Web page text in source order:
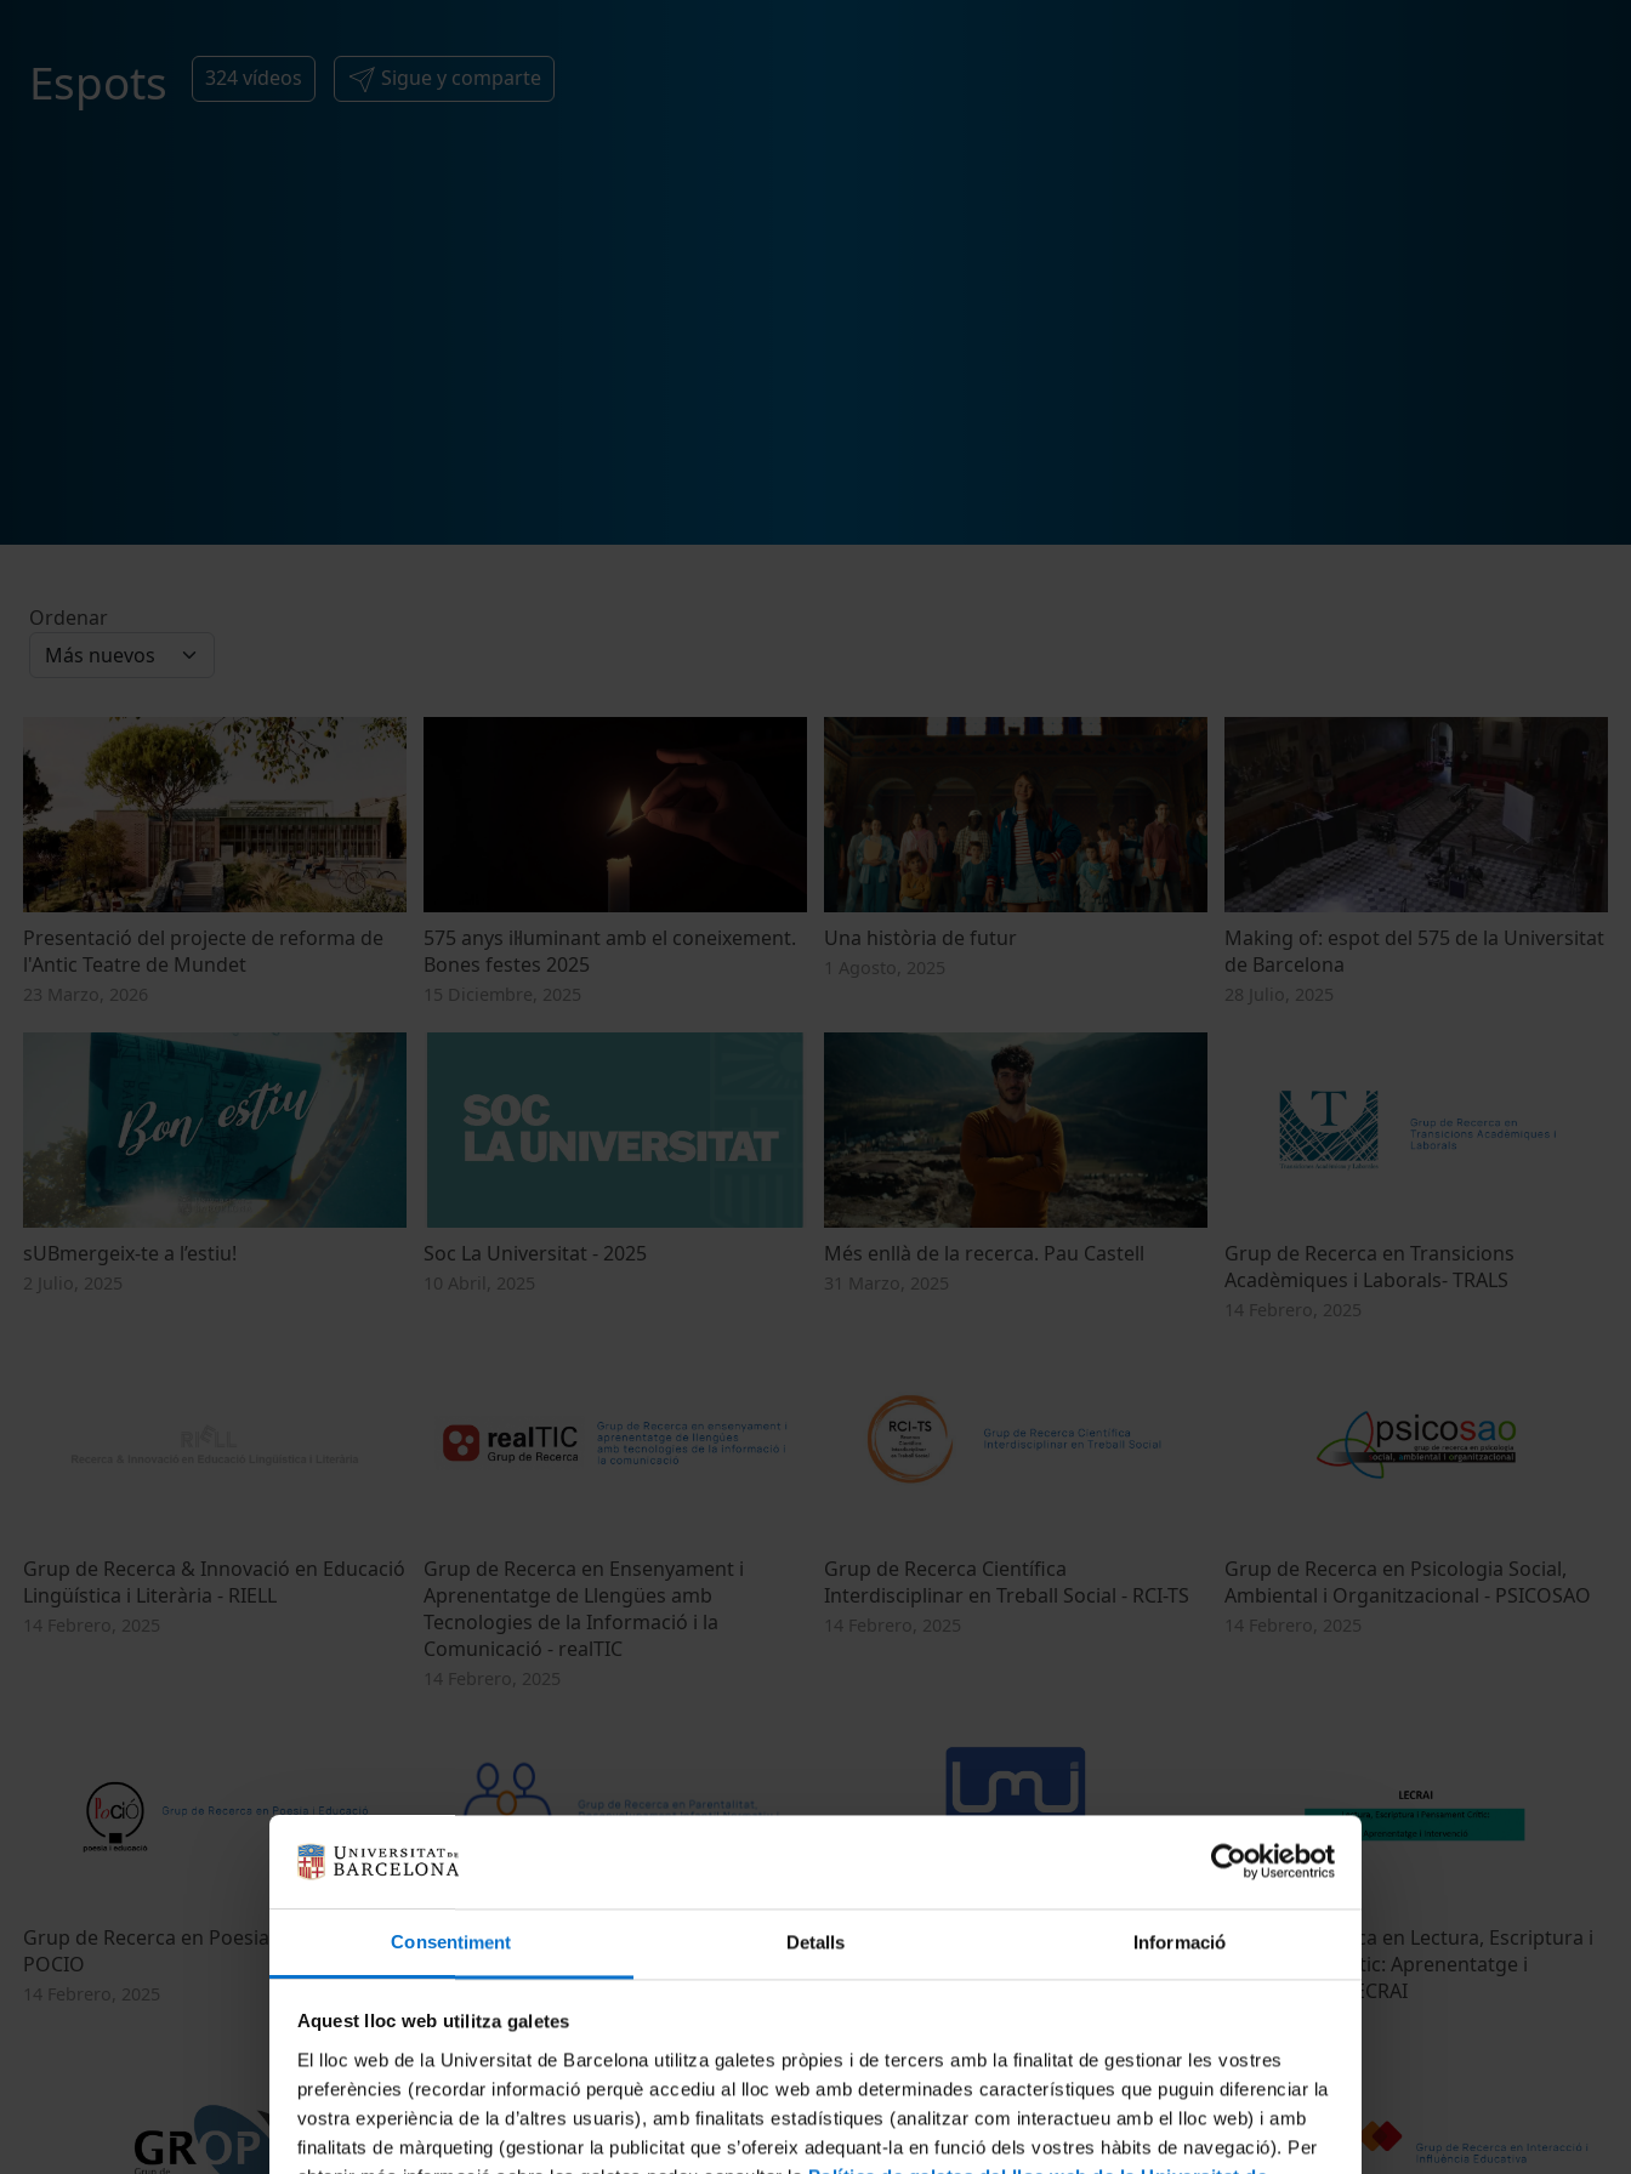
Consentiment Detalls Informació
Aquest lloc web utilitza galetes
El lloc web de la Universitat de Barcelona utilitza galetes pròpies i de tercers amb la finalitat de gestionar les vostres
preferències (recordar informació perquè accediu al lloc web amb determinades característiques que puguin diferenciar la
vostra experiència de la d’altres usuaris), amb finalitats estadístiques (analitzar com interactueu amb el lloc web) i amb
finalitats de màrqueting (gestionar la publicitat que s’ofereix adequant-la en funció dels vostres hàbits de navegació). Per
Espots 324vídeos Sigue y comparte
Ordenar
Presentació del projecte de reforma de
l'Antic Teatre de Mundet
23 Marzo, 2026
575 anys il·luminant amb el coneixement.
Bones festes 2025
15 Diciembre, 2025
Una història de futur
1 Agosto, 2025
Making of: espot del 575 de la Universitat
de Barcelona
28 Julio, 2025
sUBmergeix-te a l’estiu!
2 Julio, 2025
Soc La Universitat - 2025
10 Abril, 2025
Més enllà de la recerca. Pau Castell
31 Marzo, 2025
Grup de Recerca en Transicions
Acadèmiques i Laborals- TRALS
14 Febrero, 2025
Grup de Recerca & Innovació en Educació
Lingüística i Literària - RIELL
14 Febrero, 2025
Grup de Recerca en Ensenyament i
Aprenentatge de Llengües amb
Tecnologies de la Informació i la
Comunicació - realTIC
14 Febrero, 2025
Grup de Recerca Científica
Interdisciplinar en Treball Social - RCI-TS
14 Febrero, 2025
Grup de Recerca en Psicologia Social,
Ambiental i Organitzacional - PSICOSAO
14 Febrero, 2025
Grup de Recerca en Poesia i Educació-
POCIO
14 Febrero, 2025
Grup de Recerca en Parentalitat,
14 Febrero, 2025
Grup de Recerca Learning, Media & Social
Grup de Recerca en Lectura, Escriptura i
Pensament Crític: Aprenentatge i
Intervenció - LECRAI